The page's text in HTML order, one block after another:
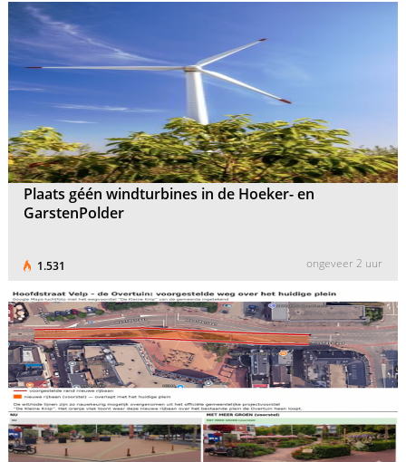
Plaats géén windturbines in de Hoeker- en
GarstenPolder
1.531 ongeveer 2 uur